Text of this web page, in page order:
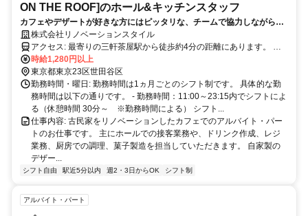
ON THE ROOF]のホール&キッチンスタッフ
カフェやデザートが好きな方にはピッタリな、チームで協力しながら楽
しく働ける職場です！
株式会社リノベーションスタイル
アクセス: 最寄りの三軒茶屋駅から徒歩約4分の距離にあります。 公
共交通機関をご利用の場合は、東急田園都市線、または東急世田谷線
をご利用いただくと便利です。
時給1,280円以上
東京都東京23区世田谷区
勤務時間・曜日: 勤務時間は1ヵ月ごとのシフト制です。 具体的な勤
務時間は以下の通りです。 - 勤務時間：11:00～23:15内でシフトによ
る（休憩時間 30分～ ※勤務時間による） シフト...
仕事内容: 古民家をリノベーションしたカフェでのアルバイト・パー
トのお仕事です。 主にホールでの接客業務や、ドリンク作成、レジ
業務、厨房での調理、菓子製造を担当していただきます。 自家製の
デザー...
シフト自由 駅近5分以内 週2・3日からOK シフト制
アルバイト・パート